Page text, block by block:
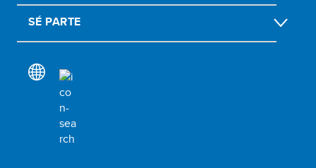
SÉ PARTE